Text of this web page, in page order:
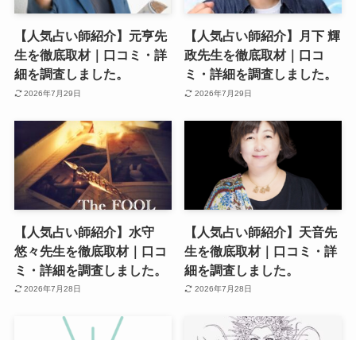
【人気占い師紹介】元亨先
生を徹底取材｜口コミ・詳
細を調査しました。
2026年7月29日
【人気占い師紹介】月下 輝
政先生を徹底取材｜口コ
ミ・詳細を調査しました。
2026年7月29日
【人気占い師紹介】水守
悠々先生を徹底取材｜口コ
ミ・詳細を調査しました。
2026年7月28日
【人気占い師紹介】天音先
生を徹底取材｜口コミ・詳
細を調査しました。
2026年7月28日